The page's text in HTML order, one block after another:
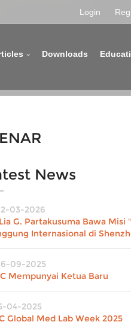
Login
Downloads
News
03-2026
G. Partakusuma Bawa Misi
Internasional di
09-2025
Mempunyai Ketua Baru
04-2025
Global Med Lab Week 2025